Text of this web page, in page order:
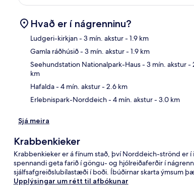
Hvað er í nágrenninu?
Ludgeri-kirkjan- 3 mín. akstur- 1.9 km
Gamla ráðhúsið- 3 mín. akstur- 1.9 km
Seehundstation Nationalpark-Haus- 3 mín. akstur-
km
Hafalda- 4 mín. akstur- 2.6 km
Erlebnispark-Norddeich- 4 mín. akstur- 3.0 km
Sjá meira
Krabbenkieker
Krabbenkieker er á fínum stað, því Norddeich-strönd er
spennandi geta farið í göngu- og hjólreiðaferðir í
sjálfsafgreiðslubílastæði í boði. Íbúðirnar skarta ýmsum
Upplýsingar um rétt til afbókunar